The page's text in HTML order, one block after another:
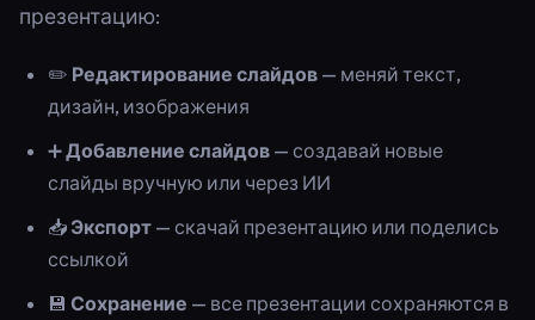
презентацию:
✏️ Редактирование слайдов — меняй текст,
дизайн, изображения
➕Добавление слайдов — создавай новые
слайды вручную или через ИИ
📥 Экспорт — скачай презентацию или поделись
ссылкой
💾 Сохранение — все презентации сохраняются в